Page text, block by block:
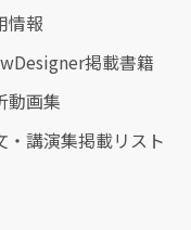
情報
掲載書籍
動画集
・講演集掲載リスト